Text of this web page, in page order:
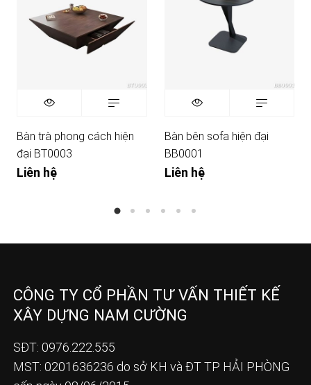
Bàn trà phong cách hiện
đại BT0003
Liên hệ
Bàn bên sofa hiện đại
BB0001
Liên hệ
CÔNG TY CỔ PHẦN TƯ VẤN THIẾT KẾ
XÂY DỰNG NAM CƯỜNG
SĐT: 0976.222.555
MST: 0201636236 do sở KH và ĐT TP HẢI PHÒNG